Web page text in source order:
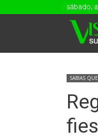
sábado,
SABIAS